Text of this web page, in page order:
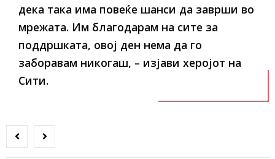
дека така има повеќе шанси да заврши во
мрежата. Им благодарам на сите за
поддршката, овој ден нема да го
заборавам никогаш, – изјави херојот на
Сити.